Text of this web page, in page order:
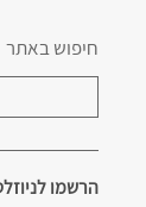
חיפוש באתר
הרשמו